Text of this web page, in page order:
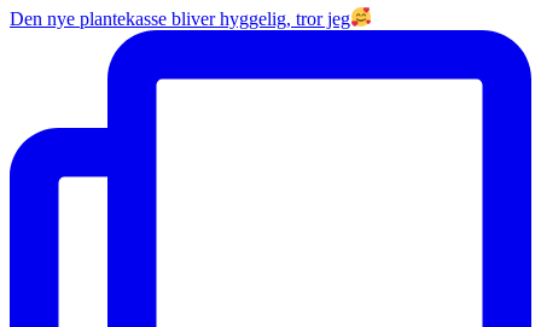
Den nye plantekasse bliver hyggelig, tror jeg